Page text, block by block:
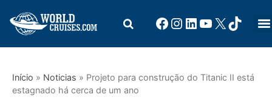
Início » Noticias » Projeto para construção do Titanic II está
estagnado há cerca de um ano